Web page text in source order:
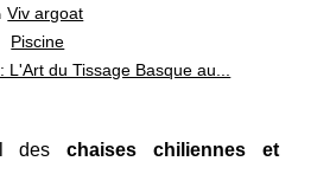
Viv argoat
Piscine
du Tissage Basque au...
deschaises chiliennes et